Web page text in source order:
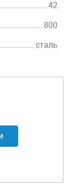
42
800
сталь